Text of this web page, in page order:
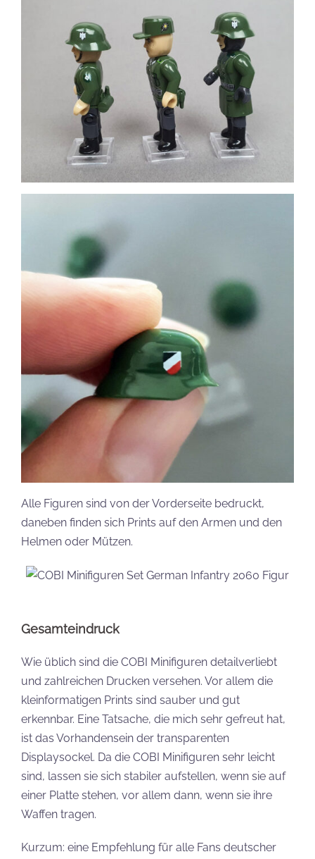
Alle Figuren sind von der Vorderseite bedruckt,
daneben finden sich Prints auf den Armen und den
Helmen oder Mützen.
Gesamteindruck
Wie üblich sind die COBI Minifiguren detailverliebt
und zahlreichen Drucken versehen. Vor allem die
kleinformatigen Prints sind sauber und gut
erkennbar. Eine Tatsache, die mich sehr gefreut hat,
ist das Vorhandensein der transparenten
Displaysockel. Da die COBI Minifiguren sehr leicht
sind, lassen sie sich stabiler aufstellen, wenn sie auf
einer Platte stehen, vor allem dann, wenn sie ihre
Waffen tragen.
Kurzum: eine Empfehlung für alle Fans deutscher